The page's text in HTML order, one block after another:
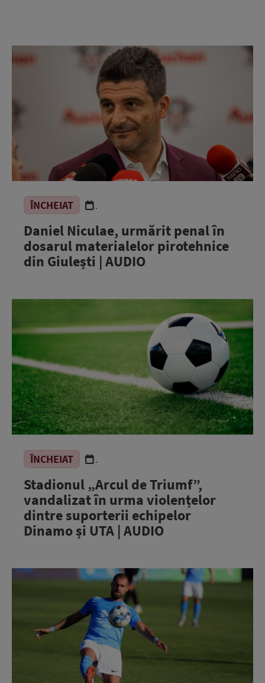
ÎNCHEIAT .
Daniel Niculae, urmărit penal în
dosarul materialelor pirotehnice
din Giulești | AUDIO
ÎNCHEIAT .
Stadionul „Arcul de Triumf”,
vandalizat în urma violențelor
dintre suporterii echipelor
Dinamo și UTA | AUDIO